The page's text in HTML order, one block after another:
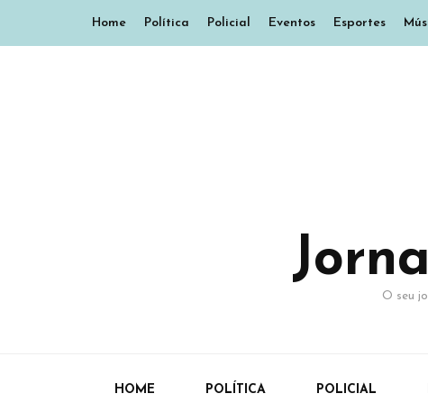
Home Política Policial Eventos Esportes
O seu
HOME POLÍTICA POLICIAL